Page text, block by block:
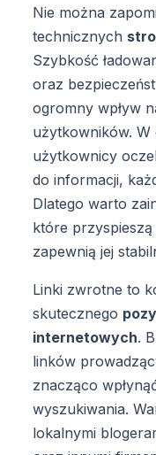
Nie można
technicznych
Szybkość
oraz
ogromny wpływ
użytkowników. W
użytkownicy
do informacji,
Dlatego warto
które przyspieszą
zapewnią jej
Linki zwrotne to
skutecznego
internetowych.
linków
znacząco
wyszukiwania.
lokalnymi